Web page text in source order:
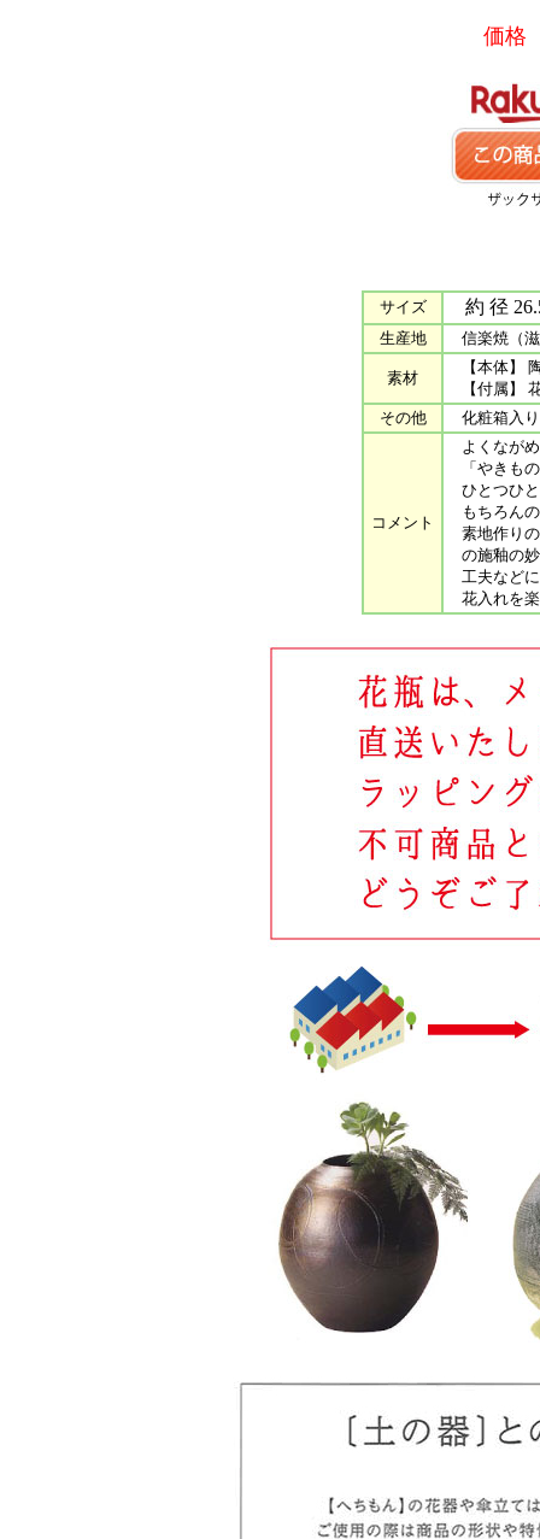
価格
サイズ 約 径
生産地 信楽焼（
素材
【本体】
【付属】
その他
化粧箱入り
コメント
よくながめ
「やきもの
ひとつひと
もちろんの
素地作りの
の施釉の妙
工夫などに
花入れを楽